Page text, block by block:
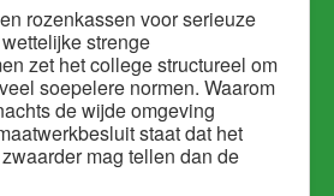
rozenkassen voor serieuze
strenge
zet het college structureel om
soepelere normen. Waarom
de wijde omgeving
staat dat het
mag tellen dan de